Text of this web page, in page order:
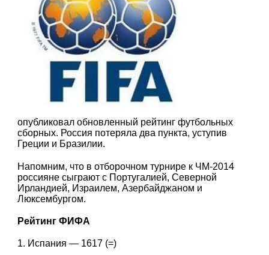
опубликовал обновленный рейтинг футбольных
сборных. Россия потеряла два пункта, уступив
Греции и Бразилии.
Напомним, что в отборочном турнире к ЧМ-2014
россияне сыграют с Португалией, Северной
Ирландией, Израилем, Азербайджаном и
Люксембургом.
Рейтинг ФИФА
1. Испания — 1617 (=)